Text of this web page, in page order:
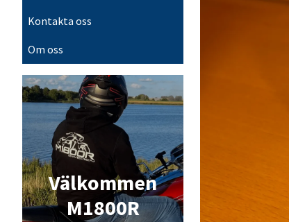
Kontakta oss
Om oss
Välkommen
M1800R